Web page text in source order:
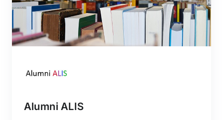
Alumni ALIS